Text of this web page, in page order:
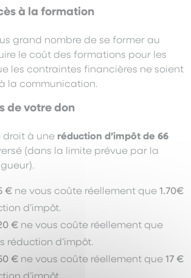
à la formation
grand nombre de se former au
le coût des formations pour les
les contraintes financières ne soient
la communication.
de votre don
droit à une réduction d’impôt de 66
(dans la limite prévue par la
€ ne vous coûte réellement que1.70€
d’impôt.
€ ne vous coûte réellement que
réduction d’impôt.
€ ne vous coûte réellement que17 €
d’impôt.